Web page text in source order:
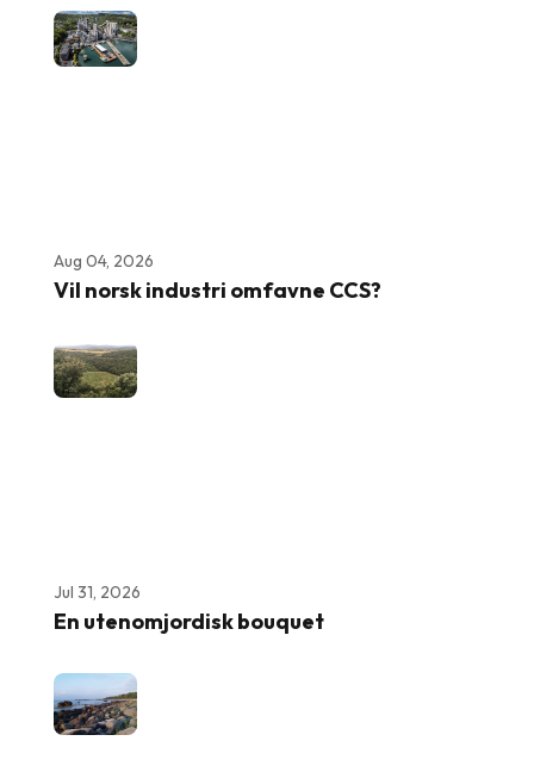
Aug 04, 2026
Vil norsk industri omfavne CCS?
Jul 31, 2026
En utenomjordisk bouquet